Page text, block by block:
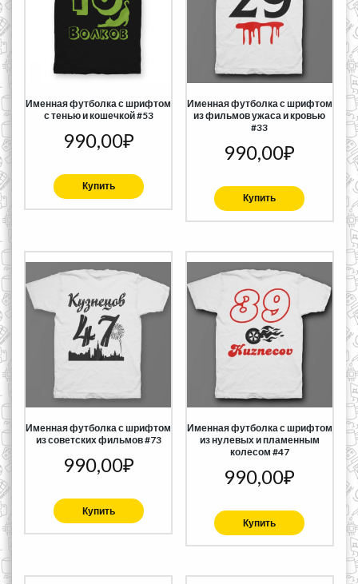
Именная футболка с шрифтом
с тенью и кошечкой #53
990,00₽
Купить
Именная футболка с шрифтом
из фильмов ужаса и кровью
#33
990,00₽
Купить
Именная футболка с шрифтом
из советских фильмов #73
990,00₽
Купить
Именная футболка с шрифтом
из нулевых и пламенным
колесом #47
990,00₽
Купить